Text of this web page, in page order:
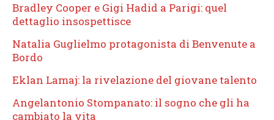
Bradley Cooper e Gigi Hadid a Parigi: quel
dettaglio insospettisce
Natalia Guglielmo protagonista di Benvenute a
Bordo
Eklan Lamaj: la rivelazione del giovane talento
Angelantonio Stompanato: il sogno che gli ha
cambiato la vita